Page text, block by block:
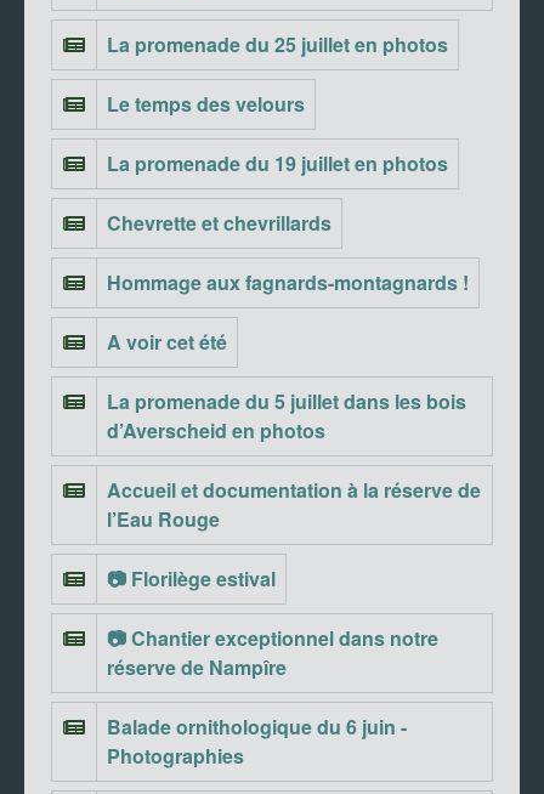
La promenade du 25 juillet en photos
Le temps des velours
La promenade du 19 juillet en photos
Chevrette et chevrillards
Hommage aux fagnards-montagnards !
A voir cet été
La promenade du 5 juillet dans les bois
d’Averscheid en photos
Accueil et documentation à la réserve de
l’Eau Rouge
📷 Florilège estival
📷 Chantier exceptionnel dans notre
réserve de Nampîre
Balade ornithologique du 6 juin -
Photographies